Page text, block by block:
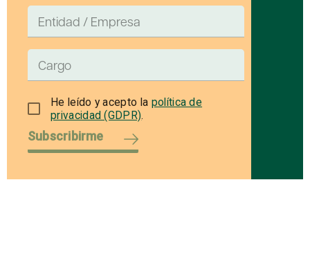
He leído y acepto la política de
privacidad (GDPR).
Subscribirme